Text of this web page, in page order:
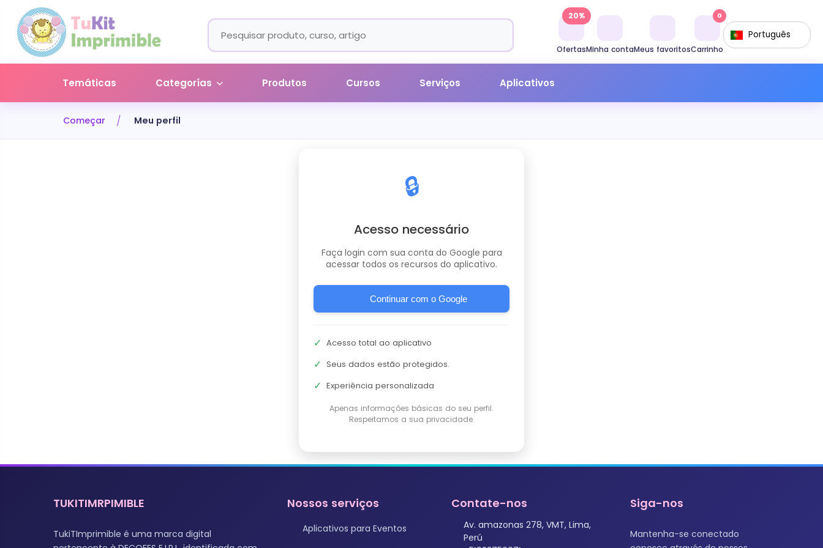
Ofertas
20%
Minha contaMeus favoritosCarrinho
0
Português
Temáticas Categorías Produtos Cursos Serviços Aplicativos
Começar Meu perfil
🔒
Acesso necessário
Faça login com sua conta do Google para
acessar todos os recursos do aplicativo.
Continuar com o Google
✓ Acesso total ao aplicativo
✓ Seus dados estão protegidos.
✓ Experiência personalizada
Apenas informações básicas do seu perfil.
Respeitamos a sua privacidade.
TUKITIMRPIMIBLE
TukiTImprimible é uma marca digital
Nossos serviços
Aplicativos para Eventos
Contate-nos
Av. amazonas 278, VMT, Lima,
Perú
Siga-nos
Mantenha-se conectado